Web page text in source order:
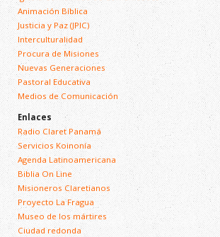
Animación Bíblica
Justicia y Paz (JPIC)
Interculturalidad
Procura de Misiones
Nuevas Generaciones
Pastoral Educativa
Medios de Comunicación
Enlaces
Radio Claret Panamá
Servicios Koinonía
Agenda Latinoamericana
Biblia On Line
Misioneros Claretianos
Proyecto La Fragua
Museo de los mártires
Ciudad redonda